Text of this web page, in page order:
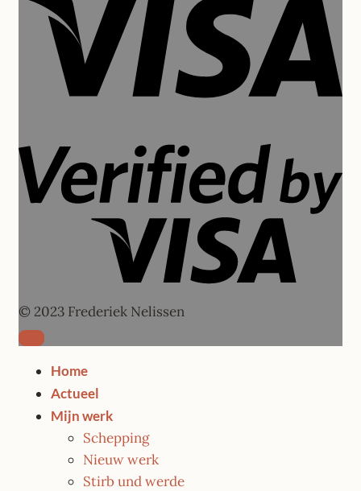
© 2023 Frederiek Nelissen
Home
Actueel
Mijn werk
Schepping
Nieuw werk
Stirb und werde